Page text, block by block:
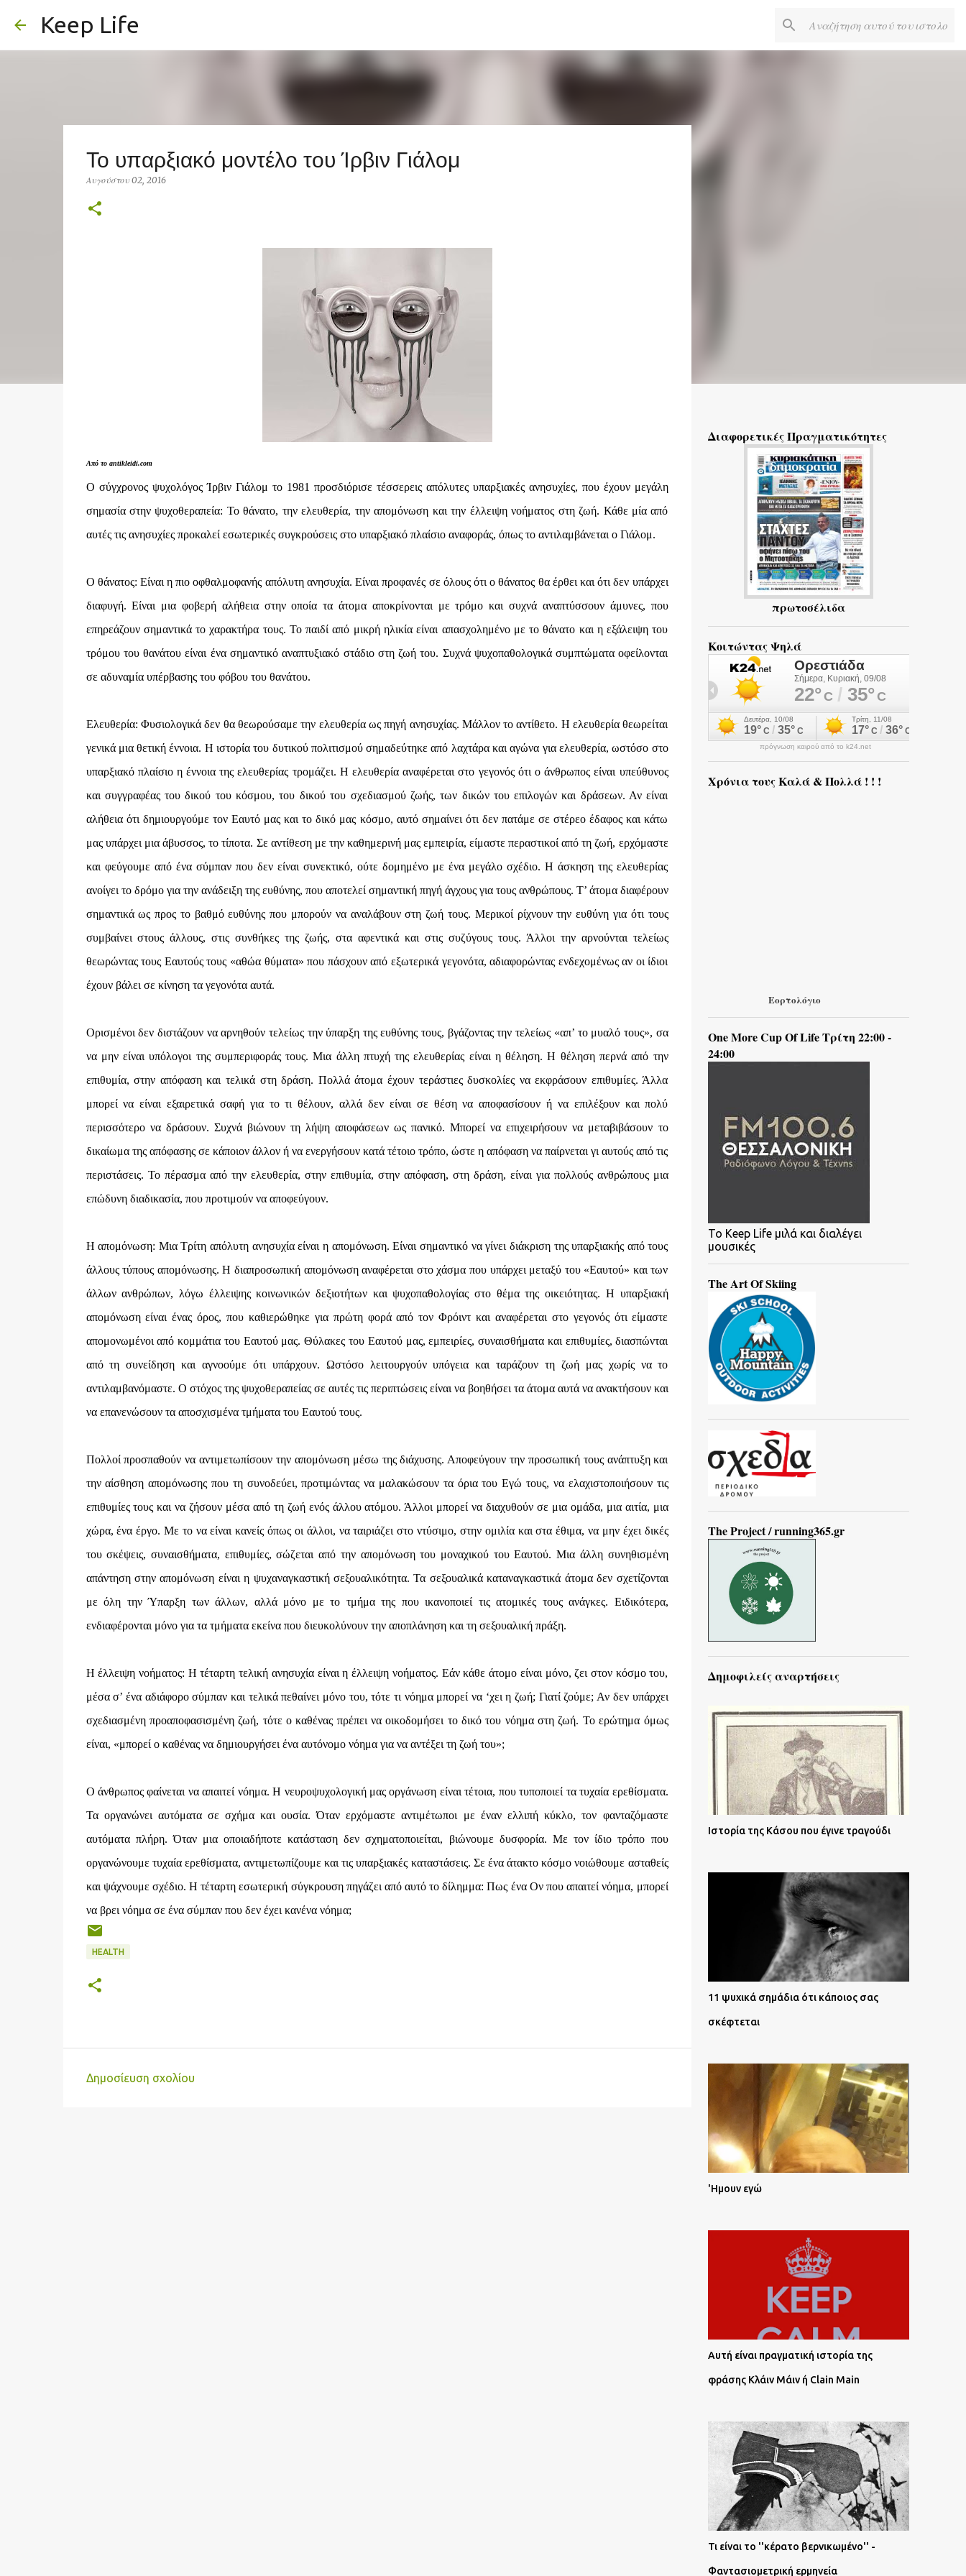
Keep Life
Το υπαρξιακό μοντέλο του Ίρβιν Γιάλομ
Αυγούστου 02, 2016
Από το antikleidi.com
Ο σύγχρονος ψυχολόγος Ίρβιν Γιάλομ το 1981 προσδιόρισε τέσσερεις απόλυτες υπαρξιακές ανησυχίες, που έχουν μεγάλη
σημασία στην ψυχοθεραπεία: Το θάνατο, την ελευθερία, την απομόνωση και την έλλειψη νοήματος στη ζωή. Κάθε μία από
αυτές τις ανησυχίες προκαλεί εσωτερικές συγκρούσεις στο υπαρξιακό πλαίσιο αναφοράς, όπως το αντιλαμβάνεται ο Γιάλομ.
Ο θάνατος: Είναι η πιο οφθαλμοφανής απόλυτη ανησυχία. Είναι προφανές σε όλους ότι ο θάνατος θα έρθει και ότι δεν υπάρχει
διαφυγή. Είναι μια φοβερή αλήθεια στην οποία τα άτομα αποκρίνονται με τρόμο και συχνά αναπτύσσουν άμυνες, που
επηρεάζουν σημαντικά το χαρακτήρα τους. Το παιδί από μικρή ηλικία είναι απασχολημένο με το θάνατο και η εξάλειψη του
τρόμου του θανάτου είναι ένα σημαντικό αναπτυξιακό στάδιο στη ζωή του. Συχνά ψυχοπαθολογικά συμπτώματα οφείλονται
σε αδυναμία υπέρβασης του φόβου του θανάτου.
Ελευθερία: Φυσιολογικά δεν θα θεωρούσαμε την ελευθερία ως πηγή ανησυχίας. Μάλλον το αντίθετο. Η ελευθερία θεωρείται
γενικά μια θετική έννοια. Η ιστορία του δυτικού πολιτισμού σημαδεύτηκε από λαχτάρα και αγώνα για ελευθερία, ωστόσο στο
υπαρξιακό πλαίσιο η έννοια της ελευθερίας τρομάζει. Η ελευθερία αναφέρεται στο γεγονός ότι ο άνθρωπος είναι υπεύθυνος
και συγγραφέας του δικού του κόσμου, του δικού του σχεδιασμού ζωής, των δικών του επιλογών και δράσεων. Αν είναι
αλήθεια ότι δημιουργούμε τον Εαυτό μας και το δικό μας κόσμο, αυτό σημαίνει ότι δεν πατάμε σε στέρεο έδαφος και κάτω
μας υπάρχει μια άβυσσος, το τίποτα. Σε αντίθεση με την καθημερινή μας εμπειρία, είμαστε περαστικοί από τη ζωή, ερχόμαστε
και φεύγουμε από ένα σύμπαν που δεν είναι συνεκτικό, ούτε δομημένο με ένα μεγάλο σχέδιο. Η άσκηση της ελευθερίας
ανοίγει το δρόμο για την ανάδειξη της ευθύνης, που αποτελεί σημαντική πηγή άγχους για τους ανθρώπους. Τ’ άτομα διαφέρουν
σημαντικά ως προς το βαθμό ευθύνης που μπορούν να αναλάβουν στη ζωή τους. Μερικοί ρίχνουν την ευθύνη για ότι τους
συμβαίνει στους άλλους, στις συνθήκες της ζωής, στα αφεντικά και στις συζύγους τους. Άλλοι την αρνούνται τελείως
θεωρώντας τους Εαυτούς τους «αθώα θύματα» που πάσχουν από εξωτερικά γεγονότα, αδιαφορώντας ενδεχομένως αν οι ίδιοι
έχουν βάλει σε κίνηση τα γεγονότα αυτά.
Ορισμένοι δεν διστάζουν να αρνηθούν τελείως την ύπαρξη της ευθύνης τους, βγάζοντας την τελείως «απ’ το μυαλό τους», σα
να μην είναι υπόλογοι της συμπεριφοράς τους. Μια άλλη πτυχή της ελευθερίας είναι η θέληση. Η θέληση περνά από την
επιθυμία, στην απόφαση και τελικά στη δράση. Πολλά άτομα έχουν τεράστιες δυσκολίες να εκφράσουν επιθυμίες. Άλλα
μπορεί να είναι εξαιρετικά σαφή για το τι θέλουν, αλλά δεν είναι σε θέση να αποφασίσουν ή να επιλέξουν και πολύ
περισσότερο να δράσουν. Συχνά βιώνουν τη λήψη αποφάσεων ως πανικό. Μπορεί να επιχειρήσουν να μεταβιβάσουν το
δικαίωμα της απόφασης σε κάποιον άλλον ή να ενεργήσουν κατά τέτοιο τρόπο, ώστε η απόφαση να παίρνεται γι αυτούς από τις
περιστάσεις. Το πέρασμα από την ελευθερία, στην επιθυμία, στην απόφαση, στη δράση, είναι για πολλούς ανθρώπους μια
επώδυνη διαδικασία, που προτιμούν να αποφεύγουν.
Η απομόνωση: Μια Τρίτη απόλυτη ανησυχία είναι η απομόνωση. Είναι σημαντικό να γίνει διάκριση της υπαρξιακής από τους
άλλους τύπους απομόνωσης. Η διαπροσωπική απομόνωση αναφέρεται στο χάσμα που υπάρχει μεταξύ του «Εαυτού» και των
άλλων ανθρώπων, λόγω έλλειψης κοινωνικών δεξιοτήτων και ψυχοπαθολογίας στο θέμα της οικειότητας. Η υπαρξιακή
απομόνωση είναι ένας όρος, που καθιερώθηκε για πρώτη φορά από τον Φρόιντ και αναφέρεται στο γεγονός ότι είμαστε
απομονωμένοι από κομμάτια του Εαυτού μας. Θύλακες του Εαυτού μας, εμπειρίες, συναισθήματα και επιθυμίες, διασπώνται
από τη συνείδηση και αγνοούμε ότι υπάρχουν. Ωστόσο λειτουργούν υπόγεια και ταράζουν τη ζωή μας χωρίς να το
αντιλαμβανόμαστε. Ο στόχος της ψυχοθεραπείας σε αυτές τις περιπτώσεις είναι να βοηθήσει τα άτομα αυτά να ανακτήσουν και
να επανενώσουν τα αποσχισμένα τμήματα του Εαυτού τους.
Πολλοί προσπαθούν να αντιμετωπίσουν την απομόνωση μέσω της διάχυσης. Αποφεύγουν την προσωπική τους ανάπτυξη και
την αίσθηση απομόνωσης που τη συνοδεύει, προτιμώντας να μαλακώσουν τα όρια του Εγώ τους, να ελαχιστοποιήσουν τις
επιθυμίες τους και να ζήσουν μέσα από τη ζωή ενός άλλου ατόμου. Άλλοι μπορεί να διαχυθούν σε μια ομάδα, μια αιτία, μια
χώρα, ένα έργο. Με το να είναι κανείς όπως οι άλλοι, να ταιριάζει στο ντύσιμο, στην ομιλία και στα έθιμα, να μην έχει δικές
του σκέψεις, συναισθήματα, επιθυμίες, σώζεται από την απομόνωση του μοναχικού του Εαυτού. Μια άλλη συνηθισμένη
απάντηση στην απομόνωση είναι η ψυχαναγκαστική σεξουαλικότητα. Τα σεξουαλικά καταναγκαστικά άτομα δεν σχετίζονται
με όλη την Ύπαρξη των άλλων, αλλά μόνο με το τμήμα της που ικανοποιεί τις ατομικές τους ανάγκες. Ειδικότερα,
ενδιαφέρονται μόνο για τα τμήματα εκείνα που διευκολύνουν την αποπλάνηση και τη σεξουαλική πράξη.
Η έλλειψη νοήματος: Η τέταρτη τελική ανησυχία είναι η έλλειψη νοήματος. Εάν κάθε άτομο είναι μόνο, ζει στον κόσμο του,
μέσα σ’ ένα αδιάφορο σύμπαν και τελικά πεθαίνει μόνο του, τότε τι νόημα μπορεί να ‘χει η ζωή; Γιατί ζούμε; Αν δεν υπάρχει
σχεδιασμένη προαποφασισμένη ζωή, τότε ο καθένας πρέπει να οικοδομήσει το δικό του νόημα στη ζωή. Το ερώτημα όμως
είναι, «μπορεί ο καθένας να δημιουργήσει ένα αυτόνομο νόημα για να αντέξει τη ζωή του»;
Ο άνθρωπος φαίνεται να απαιτεί νόημα. Η νευροψυχολογική μας οργάνωση είναι τέτοια, που τυποποιεί τα τυχαία ερεθίσματα.
Τα οργανώνει αυτόματα σε σχήμα και ουσία. Όταν ερχόμαστε αντιμέτωποι με έναν ελλιπή κύκλο, τον φανταζόμαστε
αυτόματα πλήρη. Όταν μια οποιαδήποτε κατάσταση δεν σχηματοποιείται, βιώνουμε δυσφορία. Με τον ίδιο τρόπο που
οργανώνουμε τυχαία ερεθίσματα, αντιμετωπίζουμε και τις υπαρξιακές καταστάσεις. Σε ένα άτακτο κόσμο νοιώθουμε ασταθείς
και ψάχνουμε σχέδιο. Η τέταρτη εσωτερική σύγκρουση πηγάζει από αυτό το δίλημμα: Πως ένα Ον που απαιτεί νόημα, μπορεί
να βρει νόημα σε ένα σύμπαν που δεν έχει κανένα νόημα;
HEALTH
Δημοσίευση σχολίου
Διαφορετικές Πραγματικότητες
πρωτοσέλιδα
Κοιτώντας Ψηλά
πρόγνωση καιρού από το k24.net
Χρόνια τους Καλά & Πολλά ! ! !
Εορτολόγιο
One More Cup Of Life Τρίτη 22:00 -
24:00
To Keep Life μιλά και διαλέγει
μουσικές
The Art Of Skiing
The Project / running365.gr
Δημοφιλείς αναρτήσεις
Ιστορία της Κάσου που έγινε τραγούδι
11 ψυχικά σημάδια ότι κάποιος σας
σκέφτεται
'Ημουν εγώ
Αυτή είναι πραγματική ιστορία της
φράσης Κλάιν Μάιν ή Clain Main
Τι είναι το ''κέρατο βερνικωμένο'' -
Φαντασιομετρική ερμηνεία